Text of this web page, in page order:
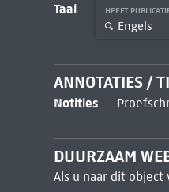
Taal HEEFT
Engels
ANNOTATIES /
Notities
DUURZAAM
Als u naar dit object